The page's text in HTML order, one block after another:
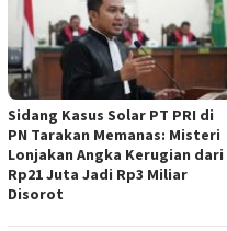
Sidang Kasus Solar PT PRI di
PN Tarakan Memanas: Misteri
Lonjakan Angka Kerugian dari
Rp21 Juta Jadi Rp3 Miliar
Disorot